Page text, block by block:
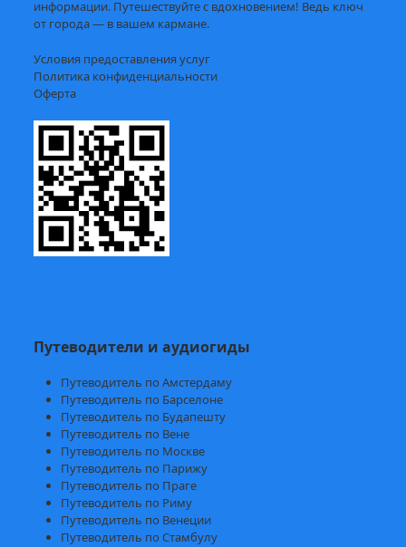
информации. Путешествуйте с вдохновением! Ведь ключ
от города — в вашем кармане.
Условия предоставления услуг
Политика конфиденциальности
Оферта
Путеводители и аудиогиды
Путеводитель по Амстердаму
Путеводитель по Барселоне
Путеводитель по Будапешту
Путеводитель по Вене
Путеводитель по Москве
Путеводитель по Парижу
Путеводитель по Праге
Путеводитель по Риму
Путеводитель по Венеции
Путеводитель по Стамбулу